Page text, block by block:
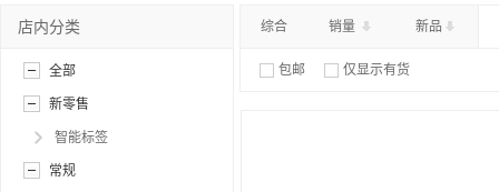
店内分类
全部
新零售
智能标签
常规
综合 销量 新品
包邮 仅显示有货